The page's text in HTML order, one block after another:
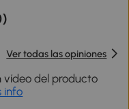
)
Ver todas las opiniones
vídeo del producto
info